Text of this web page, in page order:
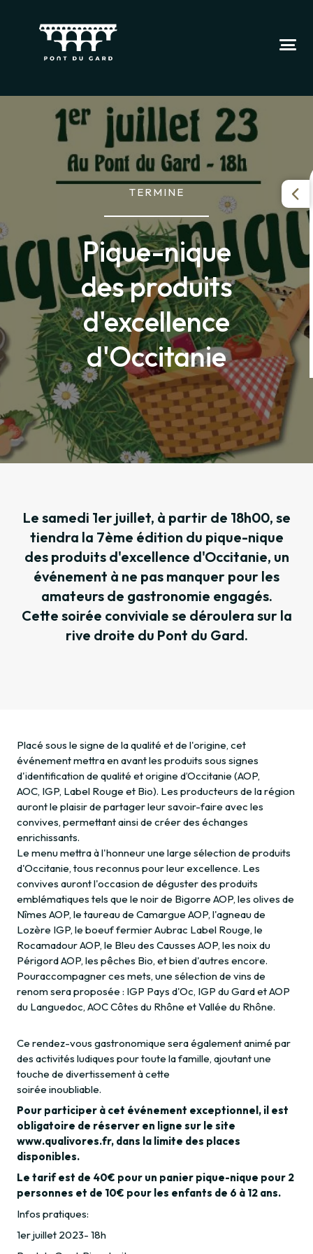
TERMINE
Pique-nique
des produits
d'excellence
d'Occitanie
Le samedi 1er juillet, à partir de 18h00, se
tiendra la 7ème édition du pique-nique
des produits d'excellence d'Occitanie, un
événement à ne pas manquer pour les
amateurs de gastronomie engagés.
Cette soirée conviviale se déroulera sur la
rive droite du Pont du Gard.
Placé sous le signe de la qualité et de l'origine, cet
événement mettra en avant les produits sous signes
d'identification de qualité et origine d’Occitanie (AOP,
AOC, IGP, Label Rouge et Bio). Les producteurs de la région
auront le plaisir de partager leur savoir-faire avec les
convives, permettant ainsi de créer des échanges
enrichissants.
Le menu mettra à l'honneur une large sélection de produits
d'Occitanie, tous reconnus pour leur excellence. Les
convives auront l'occasion de déguster des produits
emblématiques tels que le noir de Bigorre AOP, les olives de
Nîmes AOP, le taureau de Camargue AOP, l'agneau de
Lozère IGP, le boeuf fermier Aubrac Label Rouge, le
Rocamadour AOP, le Bleu des Causses AOP, les noix du
Périgord AOP, les pêches Bio, et bien d'autres encore.
Pouraccompagner ces mets, une sélection de vins de
renom sera proposée : IGP Pays d'Oc, IGP du Gard et AOP
du Languedoc, AOC Côtes du Rhône et Vallée du Rhône.
Ce rendez-vous gastronomique sera également animé par
des activités ludiques pour toute la famille, ajoutant une
touche de divertissement à cette
soirée inoubliable.
Pour participer à cet événement exceptionnel, il est
obligatoire de réserver en ligne sur le site
www.qualivores.fr, dans la limite des places
disponibles.
Le tarif est de 40€ pour un panier pique-nique pour 2
personnes et de 10€ pour les enfants de 6 à 12 ans.
Infos pratiques:
1er juillet 2023- 18h